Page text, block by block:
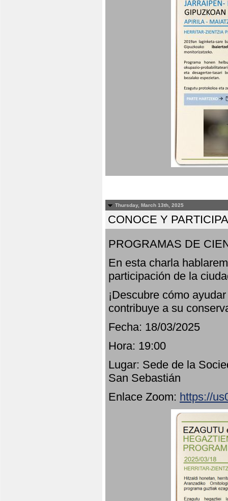
Thursday, March 13th, 2025
CONOCE Y
PROGRAMAS DE
En esta charla
participación de la
¡Descubre cómo
contribuye a su
Fecha: 18/03/2025
Hora: 19:00
Lugar: Sede de la
San Sebastián
Enlace Zoom: https://